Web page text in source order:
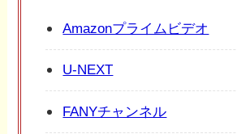
Amazonプライムビデオ
U-NEXT
FANYチャンネル